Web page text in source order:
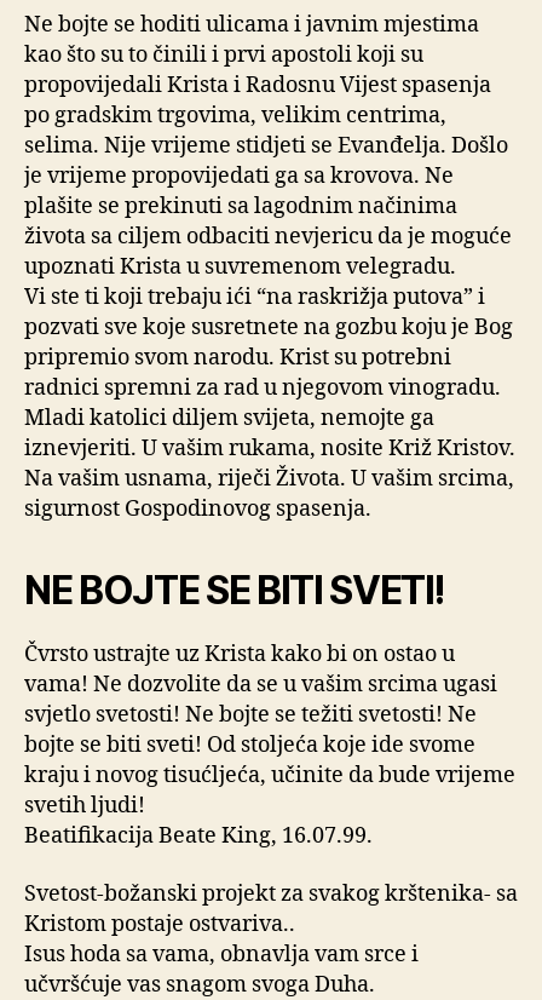
Ne bojte se hoditi ulicama i javnim mjestima
kao što su to činili i prvi apostoli koji su
propovijedali Krista i Radosnu Vijest spasenja
po gradskim trgovima, velikim centrima,
selima. Nije vrijeme stidjeti se Evanđelja. Došlo
je vrijeme propovijedati ga sa krovova. Ne
plašite se prekinuti sa lagodnim načinima
života sa ciljem odbaciti nevjericu da je moguće
upoznati Krista u suvremenom velegradu.
Vi ste ti koji trebaju ići “na raskrižja putova” i
pozvati sve koje susretnete na gozbu koju je Bog
pripremio svom narodu. Krist su potrebni
radnici spremni za rad u njegovom vinogradu.
Mladi katolici diljem svijeta, nemojte ga
iznevjeriti. U vašim rukama, nosite Križ Kristov.
Na vašim usnama, riječi Života. U vašim srcima,
sigurnost Gospodinovog spasenja.
NE BOJTE SE BITI SVETI!
Čvrsto ustrajte uz Krista kako bi on ostao u
vama! Ne dozvolite da se u vašim srcima ugasi
svjetlo svetosti! Ne bojte se težiti svetosti! Ne
bojte se biti sveti! Od stoljeća koje ide svome
kraju i novog tisućljeća, učinite da bude vrijeme
svetih ljudi!
Beatifikacija Beate King, 16.07.99.
Svetost-božanski projekt za svakog krštenika- sa
Kristom postaje ostvariva..
Isus hoda sa vama, obnavlja vam srce i
učvršćuje vas snagom svoga Duha.